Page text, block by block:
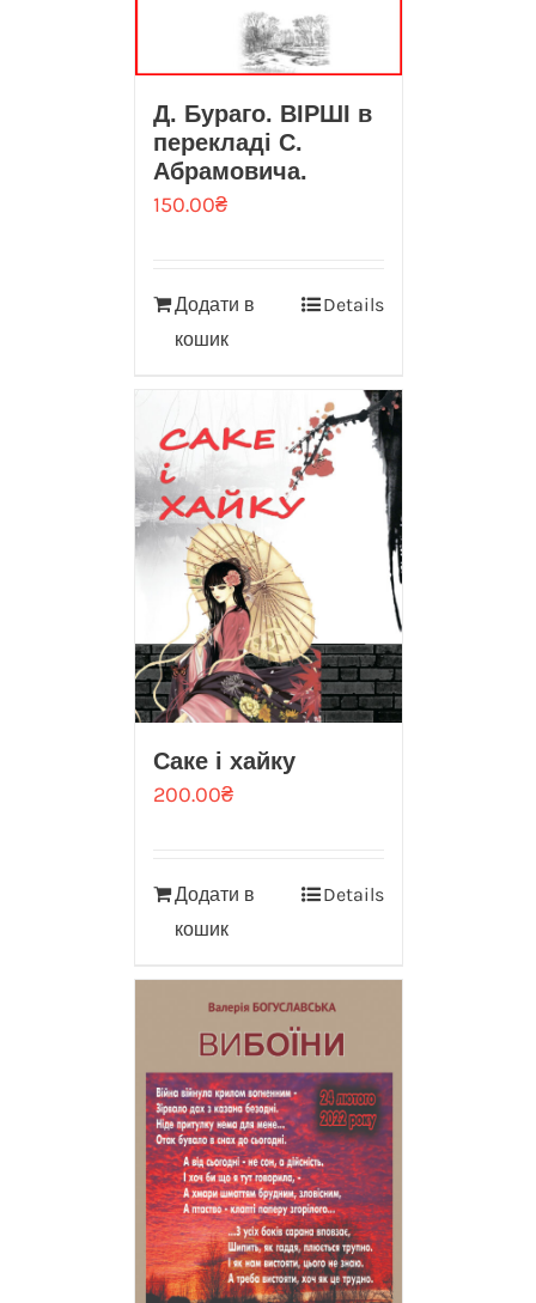
Д. Бураго. ВІРШІ в
перекладі С.
Абрамовича.
150.00₴
Додати в
кошик
Details
Саке і хайку
200.00₴
Додати в
кошик
Details